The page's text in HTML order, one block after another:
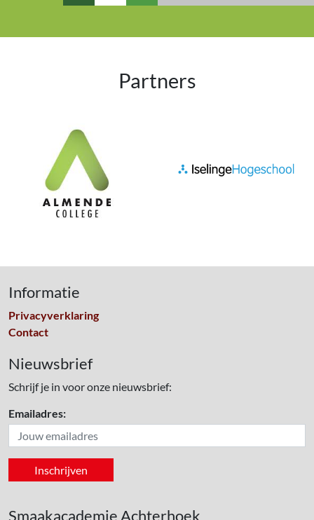
Partners
Informatie
Privacyverklaring
Contact
Nieuwsbrief
Schrijf je in voor onze nieuwsbrief:
Emailadres:
Smaakacademie Achterhoek